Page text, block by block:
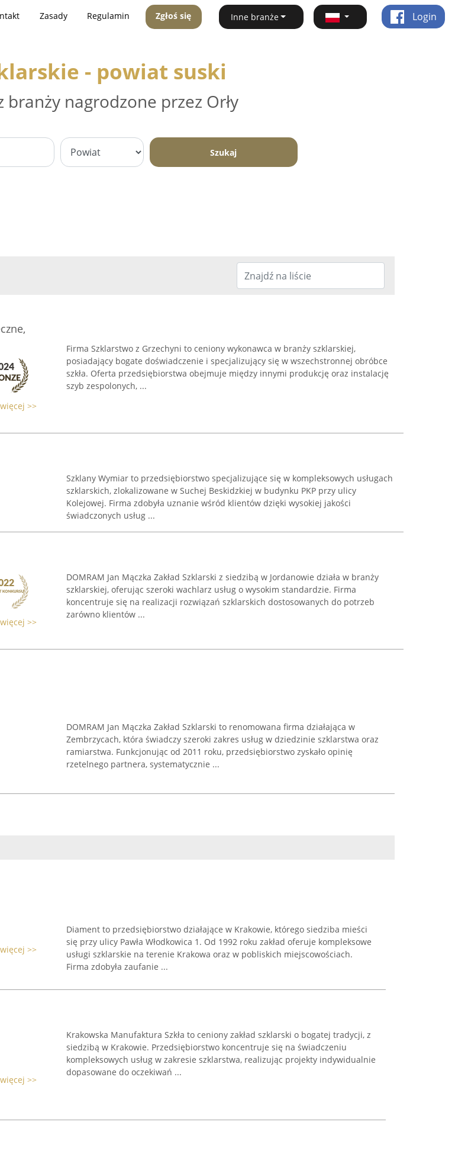
Zasady Regulamin Zgłoś się Inne branże Login
- powiat suski
nagrodzone przez Orły
Szukaj
>>
Firma Szklarstwo z Grzechyni to ceniony wykonawca w branży szklarskiej,
posiadający bogate doświadczenie i specjalizujący się w wszechstronnej obróbce
szkła. Oferta przedsiębiorstwa obejmuje między innymi produkcję oraz instalację
szyb zespolonych, ...
Szklany Wymiar to przedsiębiorstwo specjalizujące się w kompleksowych usługach
szklarskich, zlokalizowane w Suchej Beskidzkiej w budynku PKP przy ulicy
Kolejowej. Firma zdobyła uznanie wśród klientów dzięki wysokiej jakości
świadczonych usług ...
>>
DOMRAM Jan Mączka Zakład Szklarski z siedzibą w Jordanowie działa w branży
szklarskiej, oferując szeroki wachlarz usług o wysokim standardzie. Firma
koncentruje się na realizacji rozwiązań szklarskich dostosowanych do potrzeb
zarówno klientów ...
DOMRAM Jan Mączka Zakład Szklarski to renomowana firma działająca w
Zembrzycach, która świadczy szeroki zakres usług w dziedzinie szklarstwa oraz
ramiarstwa. Funkcjonując od 2011 roku, przedsiębiorstwo zyskało opinię
rzetelnego partnera, systematycznie ...
>>
Diament to przedsiębiorstwo działające w Krakowie, którego siedziba mieści
się przy ulicy Pawła Włodkowica 1. Od 1992 roku zakład oferuje kompleksowe
usługi szklarskie na terenie Krakowa oraz w pobliskich miejscowościach.
Firma zdobyła zaufanie ...
>>
Krakowska Manufaktura Szkła to ceniony zakład szklarski o bogatej tradycji, z
siedzibą w Krakowie. Przedsiębiorstwo koncentruje się na świadczeniu
kompleksowych usług w zakresie szklarstwa, realizując projekty indywidualnie
dopasowane do oczekiwań ...